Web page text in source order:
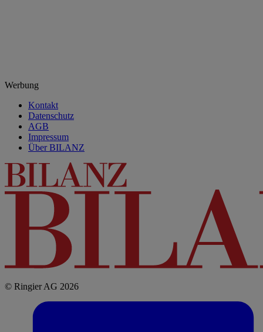
Werbung
Kontakt
Datenschutz
AGB
Impressum
Über BILANZ
© Ringier AG 2026